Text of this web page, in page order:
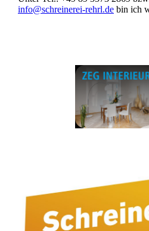
info@schreinerei-rehrl.de bin ich